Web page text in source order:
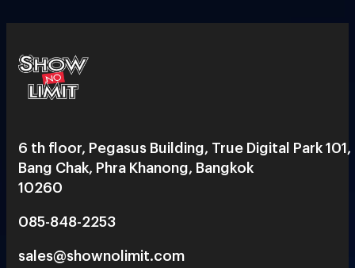
6 th floor, Pegasus Building, True Digital Park 101,
Bang Chak, Phra Khanong, Bangkok
10260
085-848-2253
sales@shownolimit.com